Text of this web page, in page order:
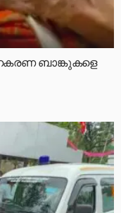
ബാങ്കുകളെ